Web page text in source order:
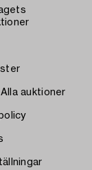
auktioner